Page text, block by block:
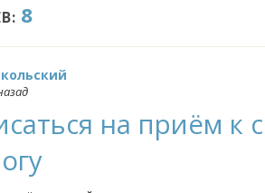
качественно лечат брекетами. Мои...
8
на приём к